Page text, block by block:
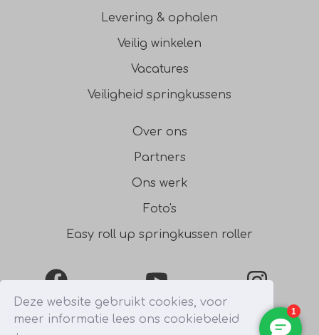
Deze website gebruikt cookies, voor
meer informatie lees ons cookiebeleid
Levering & ophalen
Veilig winkelen
Vacatures
Veiligheid springkussens
Over ons
Partners
Ons werk
Foto's
Easy roll up springkussen roller